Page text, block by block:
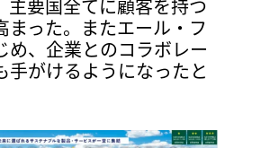
主要国全てに顧客を持つ
まった。またエール・フ
め、企業とのコラボレー
手がけるようになったと